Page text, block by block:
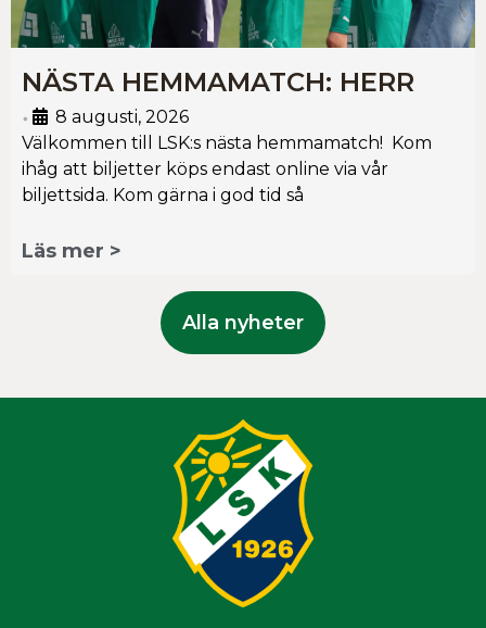
NÄSTA HEMMAMATCH: HERR
•
8 augusti, 2026
Välkommen till LSK:s nästa hemmamatch! Kom
ihåg att biljetter köps endast online via vår
biljettsida. Kom gärna i god tid så
Läs mer >
Alla nyheter